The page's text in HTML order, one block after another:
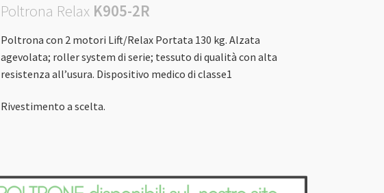
Poltrona Relax K905-2R
Poltrona con 2 motori Lift/Relax Portata 130 kg. Alzata
agevolata; roller system di serie; tessuto di qualità con alta
resistenza all’usura. Dispositivo medico di classe1
Rivestimento a scelta.